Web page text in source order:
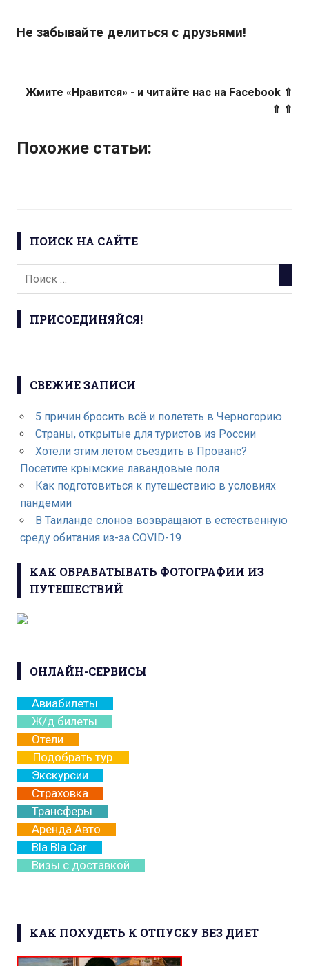
Не забывайте делиться с друзьями!
Жмите «Нравится» - и читайте нас на Facebook ⇑
⇑ ⇑
Похожие статьи:
ПОИСК НА САЙТЕ
ПРИСОЕДИНЯЙСЯ!
СВЕЖИЕ ЗАПИСИ
5 причин бросить всё и полететь в Черногорию
Страны, открытые для туристов из России
Хотели этим летом съездить в Прованс?
Посетите крымские лавандовые поля
Как подготовиться к путешествию в условиях
пандемии
В Таиланде слонов возвращают в естественную
среду обитания из-за COVID-19
КАК ОБРАБАТЫВАТЬ ФОТОГРАФИИ ИЗ
ПУТЕШЕСТВИЙ
ОНЛАЙН-СЕРВИСЫ
Авиабилеты
Ж/д билеты
Отели
Подобрать тур
Экскурсии
Страховка
Трансферы
Аренда Авто
Bla Bla Car
Визы с доставкой
КАК ПОХУДЕТЬ К ОТПУСКУ БЕЗ ДИЕТ